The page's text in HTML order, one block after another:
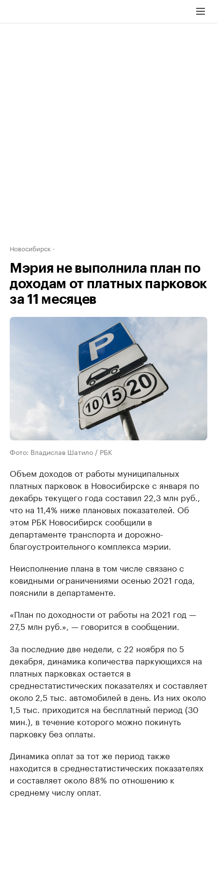
Новосибирск
Мэрия не выполнила план по
доходам от платных парковок
за 11 месяцев
Фото: Владислав Шатило / РБК
Объем доходов от работы муниципальных
платных парковок в Новосибирске с января по
декабрь текущего года составил 22,3 млн руб.,
что на 11,4% ниже плановых показателей. Об
этом РБК Новосибирск сообщили в
департаменте транспорта и дорожно-
благоустроительного комплекса мэрии.
Неисполнение плана в том числе связано с
ковидными ограничениями осенью 2021 года,
пояснили в департаменте.
«План по доходности от работы на 2021 год —
27,5 млн руб.», — говорится в сообщении.
За последние две недели, с 22 ноября по 5
декабря, динамика количества паркующихся на
платных парковках остается в
среднестатистических показателях и составляет
около 2,5 тыс. автомобилей в день. Из них около
1,5 тыс. приходится на бесплатный период (30
мин.), в течение которого можно покинуть
парковку без оплаты.
Динамика оплат за тот же период также
находится в среднестатистических показателях
и составляет около 88% по отношению к
среднему числу оплат.